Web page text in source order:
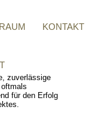
KONTAKT
zuverlässige
für den Erfolg